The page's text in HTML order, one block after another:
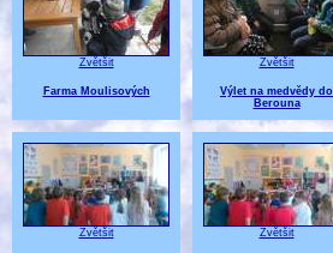
Zvětšit
Farma Moulisových
Zvětšit
Výlet na medvědy do
Berouna
Zvětšit Zvětšit